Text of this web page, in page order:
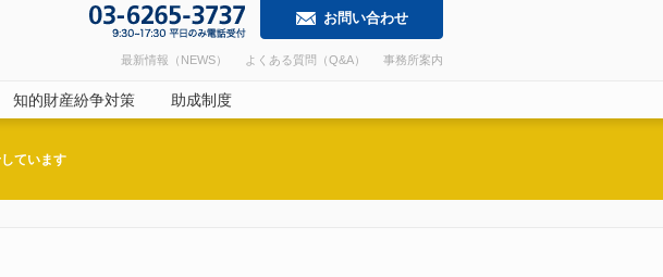
お問い合わせ
最新情報（NEWS） よくある質問（Q&A） 事務所案内
知的財産紛争対策 助成制度
ています